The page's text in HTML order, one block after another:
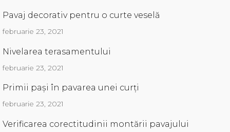
Pavaj decorativ pentru o curte veselă
februarie 23, 2021
Nivelarea terasamentului
februarie 23, 2021
Primii pași în pavarea unei curți
februarie 23, 2021
Verificarea corectitudinii montării pavajului